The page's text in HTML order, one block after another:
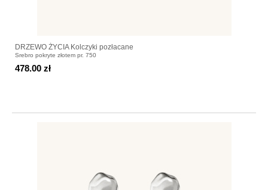
DRZEWO ŻYCIA Kolczyki pozłacane
Srebro pokryte złotem pr. 750
478.00 zł